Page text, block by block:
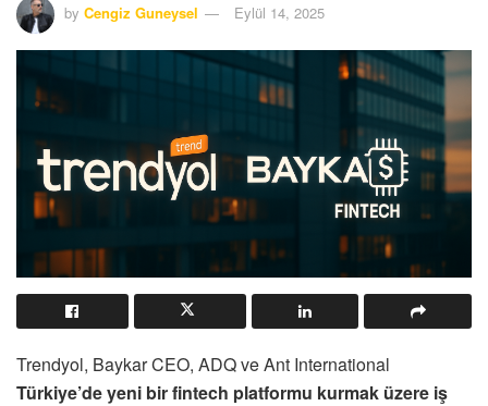
by Cengiz Guneysel Eylül 14, 2025
Trendyol, Baykar CEO, ADQ ve Ant International
Türkiye’de yeni bir fintech platformu kurmak üzere iş